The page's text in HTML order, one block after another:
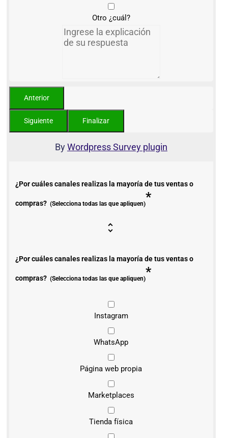
Otro ¿cuál?
ByWordpress Survey plugin
¿Por cuáles canales realizas la mayoría de tus ventas o
compras? (Selecciona todas las que apliquen)*
¿Por cuáles canales realizas la mayoría de tus ventas o
compras? (Selecciona todas las que apliquen)*
Instagram
WhatsApp
Página web propia
Marketplaces
Tienda física